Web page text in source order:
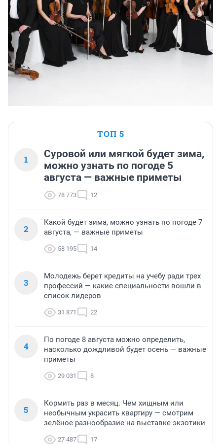
ТОП 5
1
Суровой или мягкой будет зима,
можно узнать по погоде 5
августа — важные приметы
78 773 12
2
Какой будет зима, можно узнать по погоде 7
августа, — важные приметы
58 195 14
3
Молодежь берет кредиты на учебу ради трех
профессий — какие специальности вошли в
список лидеров
31 871 22
4
По погоде 8 августа можно определить,
насколько дождливой будет осень — важные
приметы
29 031 8
5
Кормить раз в месяц. Чем хищным или
необычным украсить квартиру — смотрим
зелёное разнообразие на выставке экзотики
27 487 17